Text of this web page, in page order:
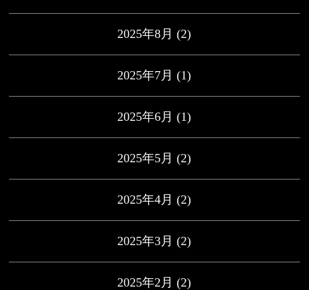
2025年8月 (2)
2025年7月 (1)
2025年6月 (1)
2025年5月 (2)
2025年4月 (2)
2025年3月 (2)
2025年2月 (2)